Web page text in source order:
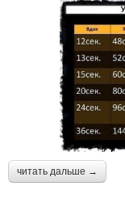
читать дальше →